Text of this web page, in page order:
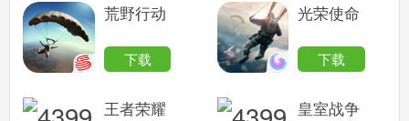
小花仙手机版
荒野行动
下载
光荣使命
下载
王者荣耀 皇室战争